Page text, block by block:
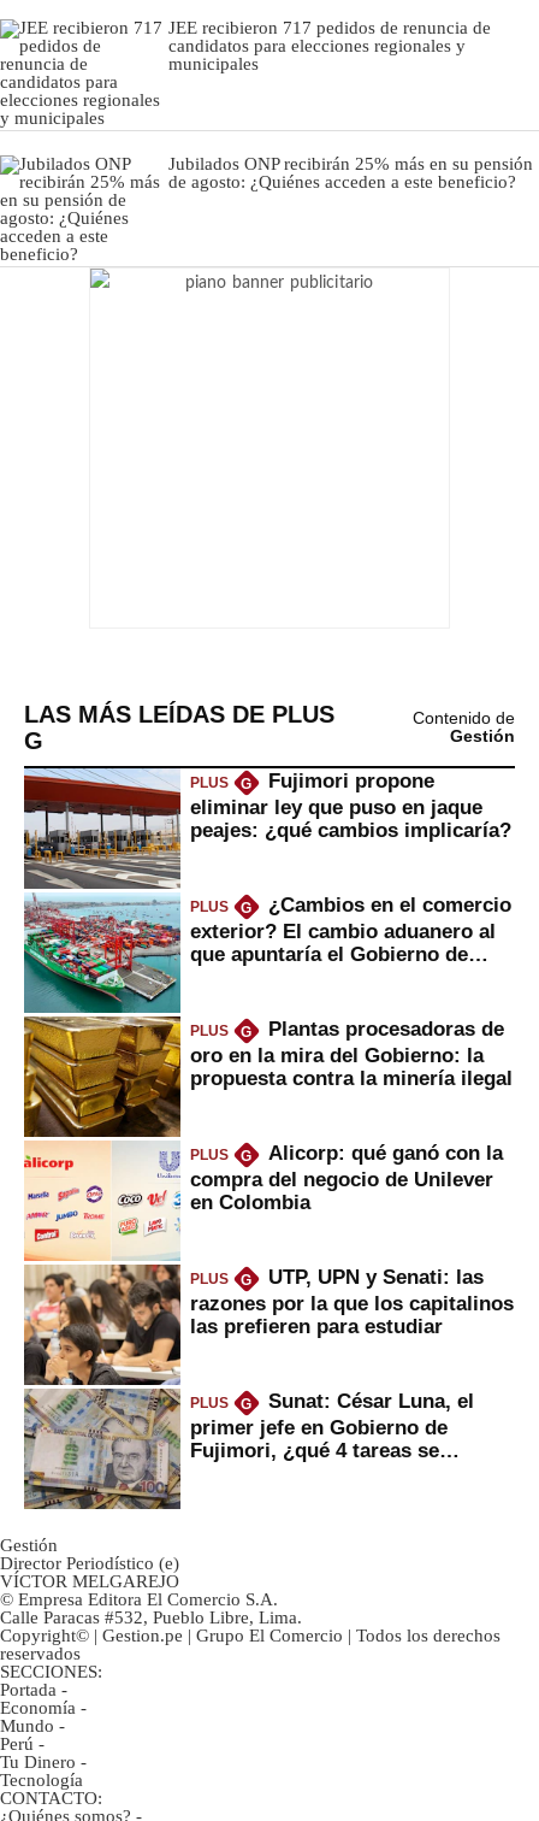
JEE recibieron 717 pedidos de renuncia de
candidatos para elecciones regionales y
municipales
Jubilados ONP recibirán 25% más en su pensión
de agosto: ¿Quiénes acceden a este beneficio?
LAS MÁS LEÍDAS DE PLUS
G
Contenido de
Gestión
PLUS G
Fujimori propone
eliminar ley que puso en jaque
peajes: ¿qué cambios implicaría?
PLUS G
¿Cambios en el comercio
exterior? El cambio aduanero al
que apuntaría el Gobierno de
PLUS G
Plantas procesadoras de
oro en la mira del Gobierno: la
propuesta contra la minería ilegal
PLUS G
Alicorp: qué ganó con la
compra del negocio de Unilever
en Colombia
PLUS G
UTP, UPN y Senati: las
razones por la que los capitalinos
las prefieren para estudiar
PLUS G
Sunat: César Luna, el
primer jefe en Gobierno de
Fujimori, ¿qué 4 tareas se
Gestión
Director Periodístico (e)
VÍCTOR MELGAREJO
© Empresa Editora El Comercio S.A.
Calle Paracas #532, Pueblo Libre, Lima.
Copyright© | Gestion.pe | Grupo El Comercio | Todos los derechos
reservados
SECCIONES:
Portada -
Economía -
Mundo -
Perú -
Tu Dinero -
Tecnología
CONTACTO:
¿Quiénes somos? -